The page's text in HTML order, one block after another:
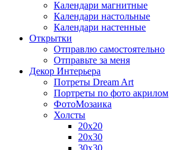
Календари магнитные
Календари настольные
Календари настенные
Открытки
Отправлю самостоятельно
Отправьте за меня
Декор Интерьера
Потреты Dream Art
Портреты по фото акрилом
ФотоМозаика
Холсты
20х20
20х30
30х30